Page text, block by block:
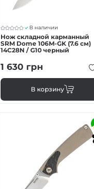
В наличии
Нож складной карманный
SRM Dome 106M-GK (7.6 см)
14C28N / G10 черный
1 630 грн
В корзину